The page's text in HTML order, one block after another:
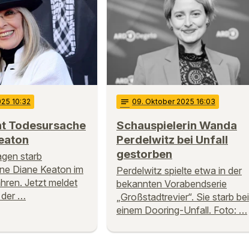
10:32
Todesursache
starb
Diane Keaton im
Jetzt meldet
der …
notes 09. Oktober 2025 16:03
Schauspielerin Wanda
Perdelwitz bei Unfall
gestorben
Perdelwitz spielte etwa in der
bekannten Vorabendserie
„Großstadtrevier“. Sie starb bei
einem Dooring-Unfall. Foto: …